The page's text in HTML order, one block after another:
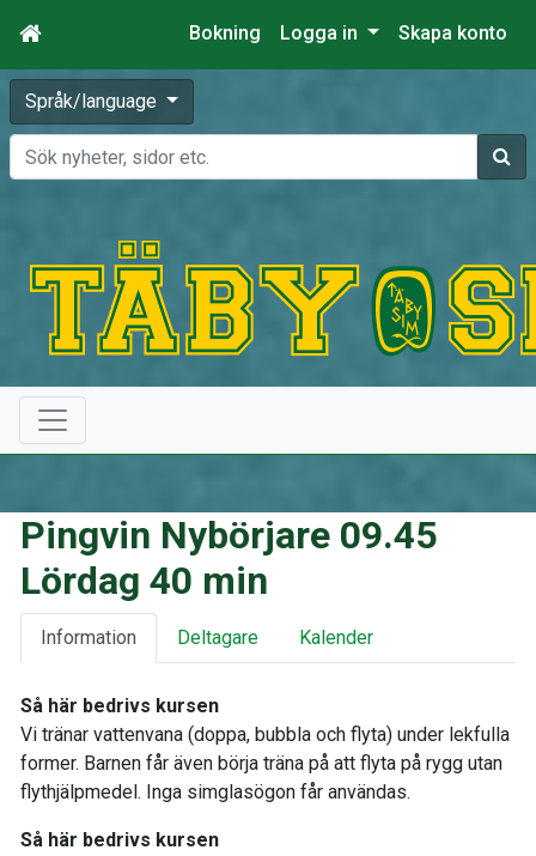
Bokning Logga in Skapa konto
Språk/language
Sök
Pingvin Nybörjare 09.45
Lördag 40 min
Information Deltagare Kalender
Så här bedrivs kursen
Vi tränar vattenvana (doppa, bubbla och flyta) under lekfulla
former. Barnen får även börja träna på att flyta på rygg utan
flythjälpmedel. Inga simglasögon får användas.
Så här bedrivs kursen